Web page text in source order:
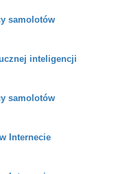
samolotów
inteligencji
samolotów
Internecie